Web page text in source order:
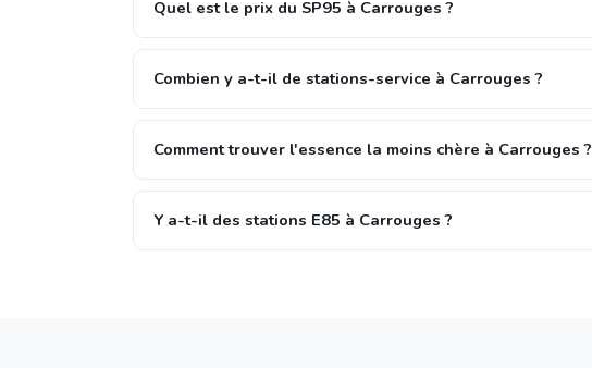
Quel est le prix du SP95 à Carrouges ?
Combien y a-t-il de stations-service à Carrouges ?
Comment trouver l'essence la moins chère à Carrouges ?
Y a-t-il des stations E85 à Carrouges ?